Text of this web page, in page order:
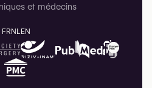
et médecins
FRNL EN